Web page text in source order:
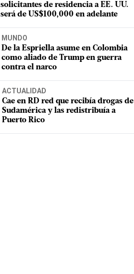
solicitantes de residencia a EE. UU.
será de US$100,000 en adelante
MUNDO
De la Espriella asume en Colombia
como aliado de Trump en guerra
contra el narco
ACTUALIDAD
Cae en RD red que recibía drogas de
Sudamérica y las redistribuía a
Puerto Rico